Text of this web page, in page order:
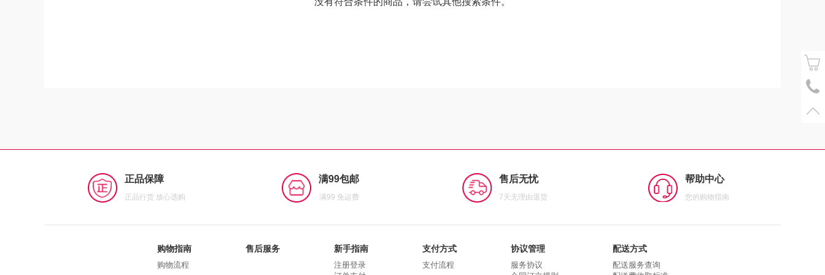
正品保障
正品行货 放心选购
满99包邮
满99 免运费
售后无忧
7天无理由退货
帮助中心
您的购物指南
购物指南
购物流程
售后服务 新手指南
注册登录
支付方式
支付流程
协议管理
服务协议
配送方式
配送服务查询